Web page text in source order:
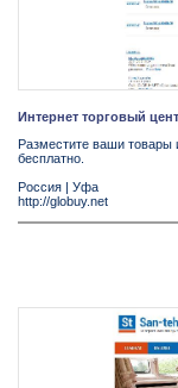
Интернет торговый
Разместите ваши товары
бесплатно.
Россия | Уфа
http://globuy.net